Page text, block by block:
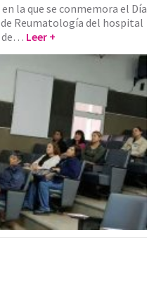
la que se conmemora el Día
Reumatología del hospital
de… Leer +